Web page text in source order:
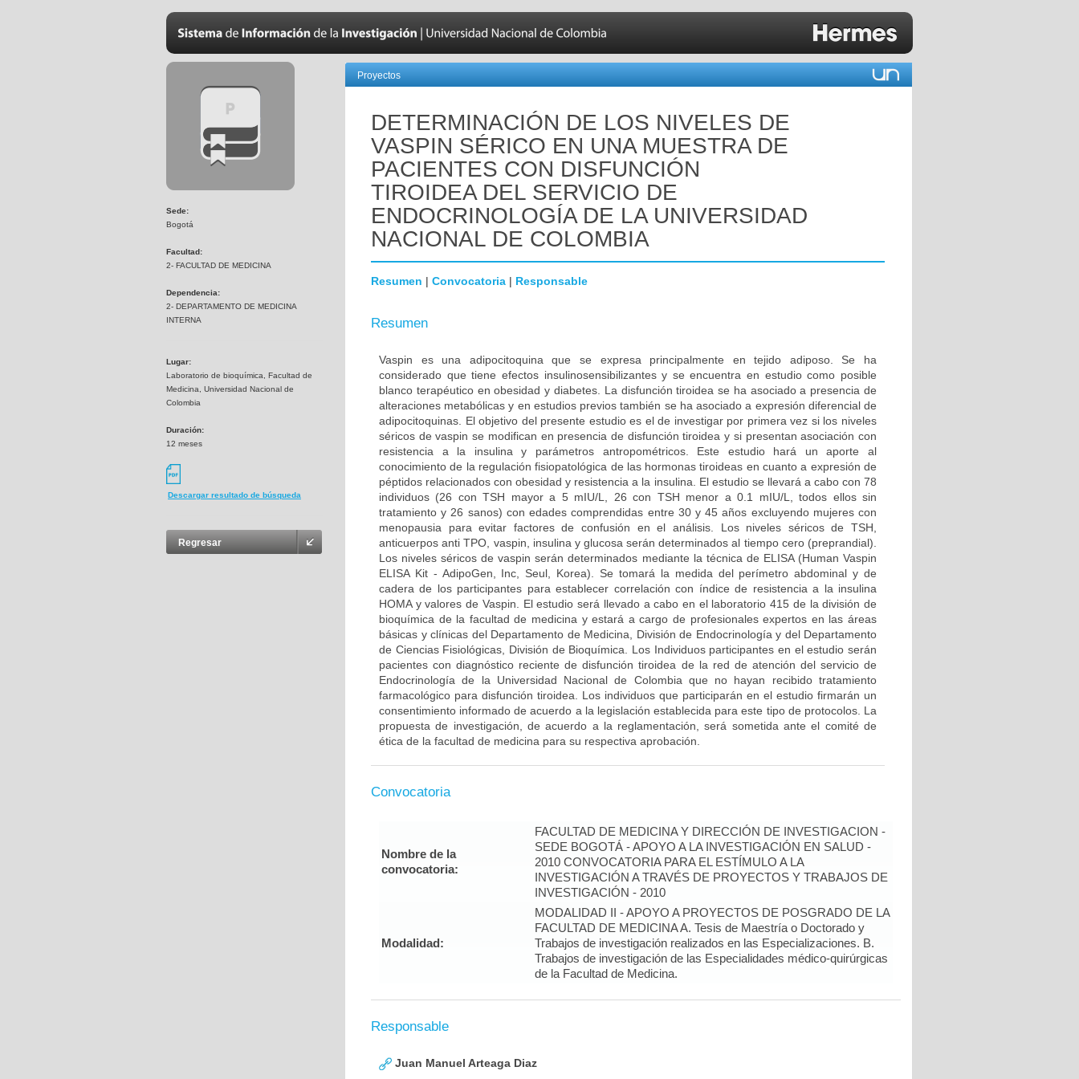
Sede:
Bogotá
Facultad:
2- FACULTAD DE MEDICINA
Dependencia:
2- DEPARTAMENTO DE MEDICINA
INTERNA
Lugar:
Laboratorio de bioquímica, Facultad de
Medicina, Universidad Nacional de
Colombia
Duración:
12 meses
Descargar resultado de búsqueda
Regresar
Proyectos
DETERMINACIÓN DE LOS NIVELES DE
VASPIN SÉRICO EN UNA MUESTRA DE
PACIENTES CON DISFUNCIÓN
TIROIDEA DEL SERVICIO DE
ENDOCRINOLOGÍA DE LA UNIVERSIDAD
NACIONAL DE COLOMBIA
Resumen | Convocatoria | Responsable
Resumen
Vaspin es una adipocitoquina que se expresa principalmente en tejido adiposo. Se ha
considerado que tiene efectos insulinosensibilizantes y se encuentra en estudio como posible
blanco terapéutico en obesidad y diabetes. La disfunción tiroidea se ha asociado a presencia de
alteraciones metabólicas y en estudios previos también se ha asociado a expresión diferencial de
adipocitoquinas. El objetivo del presente estudio es el de investigar por primera vez si los niveles
séricos de vaspin se modifican en presencia de disfunción tiroidea y si presentan asociación con
resistencia a la insulina y parámetros antropométricos. Este estudio hará un aporte al
conocimiento de la regulación fisiopatológica de las hormonas tiroideas en cuanto a expresión de
péptidos relacionados con obesidad y resistencia a la insulina. El estudio se llevará a cabo con 78
individuos (26 con TSH mayor a 5 mIU/L, 26 con TSH menor a 0.1 mIU/L, todos ellos sin
tratamiento y 26 sanos) con edades comprendidas entre 30 y 45 años excluyendo mujeres con
menopausia para evitar factores de confusión en el análisis. Los niveles séricos de TSH,
anticuerpos anti TPO, vaspin, insulina y glucosa serán determinados al tiempo cero (preprandial).
Los niveles séricos de vaspin serán determinados mediante la técnica de ELISA (Human Vaspin
ELISA Kit - AdipoGen, Inc, Seul, Korea). Se tomará la medida del perímetro abdominal y de
cadera de los participantes para establecer correlación con índice de resistencia a la insulina
HOMA y valores de Vaspin. El estudio será llevado a cabo en el laboratorio 415 de la división de
bioquímica de la facultad de medicina y estará a cargo de profesionales expertos en las áreas
básicas y clínicas del Departamento de Medicina, División de Endocrinología y del Departamento
de Ciencias Fisiológicas, División de Bioquímica. Los Individuos participantes en el estudio serán
pacientes con diagnóstico reciente de disfunción tiroidea de la red de atención del servicio de
Endocrinología de la Universidad Nacional de Colombia que no hayan recibido tratamiento
farmacológico para disfunción tiroidea. Los individuos que participarán en el estudio firmarán un
consentimiento informado de acuerdo a la legislación establecida para este tipo de protocolos. La
propuesta de investigación, de acuerdo a la reglamentación, será sometida ante el comité de
ética de la facultad de medicina para su respectiva aprobación.
Convocatoria
Nombre de la
convocatoria:
FACULTAD DE MEDICINA Y DIRECCIÓN DE INVESTIGACION -
SEDE BOGOTÁ - APOYO A LA INVESTIGACIÓN EN SALUD -
2010 CONVOCATORIA PARA EL ESTÍMULO A LA
INVESTIGACIÓN A TRAVÉS DE PROYECTOS Y TRABAJOS DE
INVESTIGACIÓN - 2010
Modalidad:
MODALIDAD II - APOYO A PROYECTOS DE POSGRADO DE LA
FACULTAD DE MEDICINA A. Tesis de Maestría o Doctorado y
Trabajos de investigación realizados en las Especializaciones. B.
Trabajos de investigación de las Especialidades médico-quirúrgicas
de la Facultad de Medicina.
Responsable
Juan Manuel Arteaga Diaz